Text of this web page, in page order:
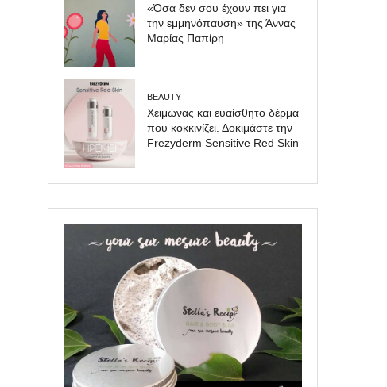
«Όσα δεν σου έχουν πει για
την εμμηνόπαυση» της Άννας
Μαρίας Παπίρη
BEAUTY
Χειμώνας και ευαίσθητο δέρμα
που κοκκινίζει. Δοκιμάστε την
Frezyderm Sensitive Red Skin